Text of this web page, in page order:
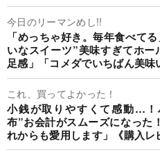
今日のリーマンめし!!
「めっちゃ好き。毎年食べて
いなスイーツ”美味すぎてホ
足感」「コメダでいちばん美味
これ、買ってよかった！
小銭が取りやすくて感動…
布”お会計がスムーズになった
れからも愛用します」《購入レ